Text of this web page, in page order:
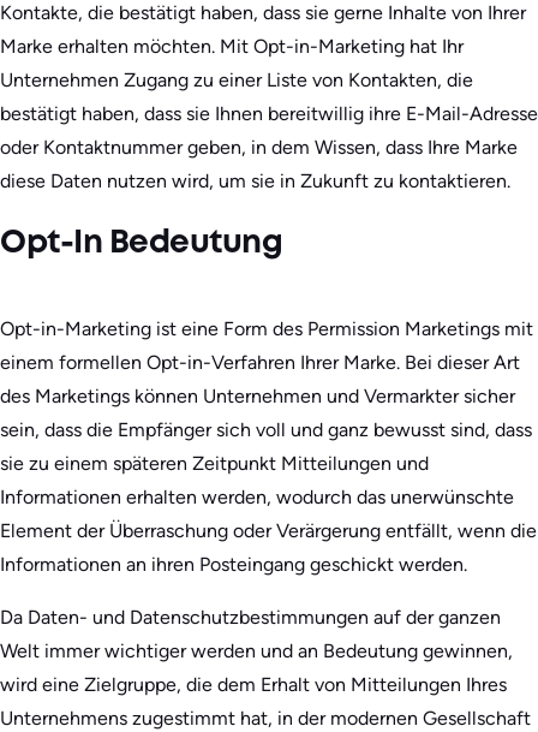
Kontakte, die bestätigt haben, dass sie gerne Inhalte von Ihrer
Marke erhalten möchten. Mit Opt-in-Marketing hat Ihr
Unternehmen Zugang zu einer Liste von Kontakten, die
bestätigt haben, dass sie Ihnen bereitwillig ihre E-Mail-Adresse
oder Kontaktnummer geben, in dem Wissen, dass Ihre Marke
diese Daten nutzen wird, um sie in Zukunft zu kontaktieren.
Opt-In Bedeutung
Opt-in-Marketing ist eine Form des Permission Marketings mit
einem formellen Opt-in-Verfahren Ihrer Marke. Bei dieser Art
des Marketings können Unternehmen und Vermarkter sicher
sein, dass die Empfänger sich voll und ganz bewusst sind, dass
sie zu einem späteren Zeitpunkt Mitteilungen und
Informationen erhalten werden, wodurch das unerwünschte
Element der Überraschung oder Verärgerung entfällt, wenn die
Informationen an ihren Posteingang geschickt werden.
Da Daten- und Datenschutzbestimmungen auf der ganzen
Welt immer wichtiger werden und an Bedeutung gewinnen,
wird eine Zielgruppe, die dem Erhalt von Mitteilungen Ihres
Unternehmens zugestimmt hat, in der modernen Gesellschaft